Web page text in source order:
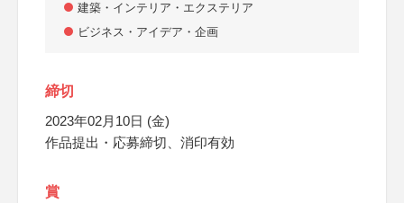
建築・インテリア・エクステリア
ビジネス・アイデア・企画
締切
2023年02月10日 (金)
作品提出・応募締切、消印有効
賞